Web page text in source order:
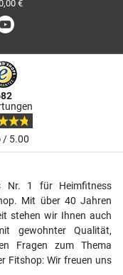
€
/ 5.00
Nr. 1 für Heimfitness
Mit über 40 Jahren
stehen wir Ihnen auch
gewohnter Qualität,
Fragen zum Thema
Fitshop: Wir freuen uns